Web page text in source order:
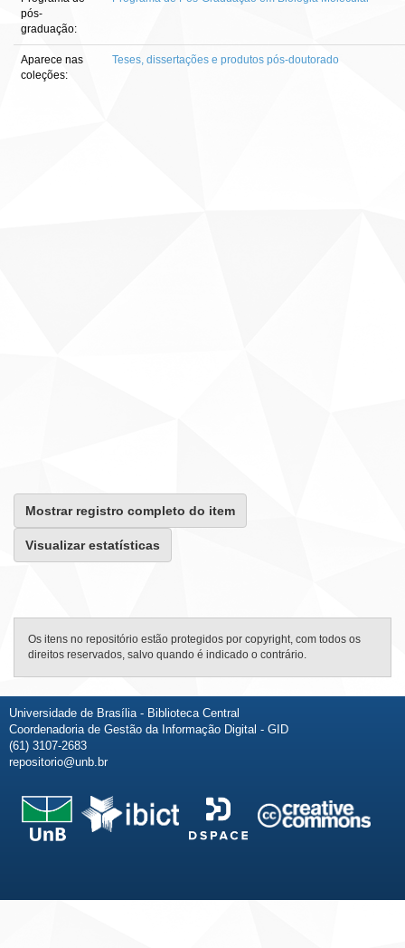
pós-
graduação:
Aparece nas
coleções:
Teses, dissertações e produtos pós-doutorado
Mostrar registro completo do item
Visualizar estatísticas
Os itens no repositório estão protegidos por copyright, com todos os
direitos reservados, salvo quando é indicado o contrário.
Universidade de Brasília - Biblioteca Central
Coordenadoria de Gestão da Informação Digital - GID
(61) 3107-2683
repositorio@unb.br